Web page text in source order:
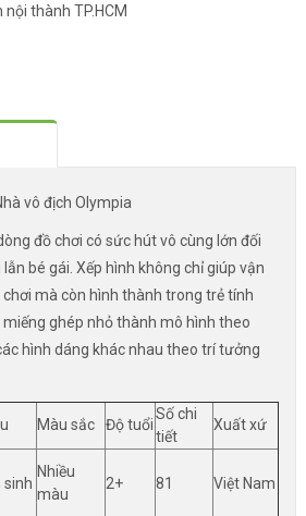
thành TP.HCM
vô địch Olympia
đồ chơi có sức hút vô cùng lớn đối
bé gái. Xếp hình không chỉ giúp vận
mà còn hình thành trong trẻ tính
ghép nhỏ thành mô hình theo
hình dáng khác nhau theo trí tưởng
Màu sắc Độ tuổi
Số chi
tiết
Xuất xứ
sinh
Nhiều
màu
2+ 81 Việt Nam